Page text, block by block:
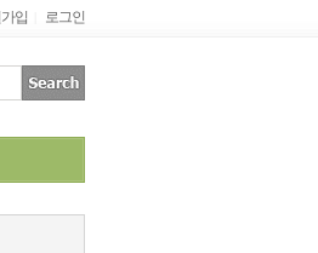
입 로그인